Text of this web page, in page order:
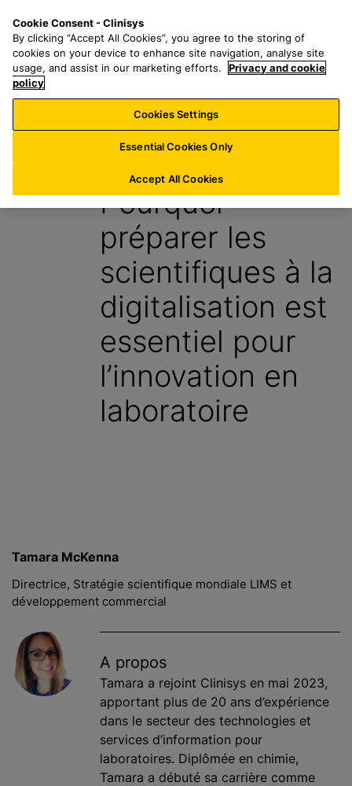
a
r
h
f
o
:
n
u
Pourquoi
préparer les
scientifiques à la
digitalisation est
essentiel pour
l’innovation en
laboratoire
Tamara McKenna
Directrice, Stratégie scientifique mondiale LIMS et
développement commercial
A propos
Tamara a rejoint Clinisys en mai 2023,
apportant plus de 20 ans d’expérience
dans le secteur des technologies et
services d’information pour
laboratoires. Diplômée en chimie,
Tamara a débuté sa carrière comme
Cookie Consent - Clinisys
By clicking “Accept All Cookies”, you agree to the storing of
cookies on your device to enhance site navigation, analyse site
usage, and assist in our marketing efforts.
Privacy and cookie
policy
Cookies Settings
Essential Cookies Only
Accept All Cookies